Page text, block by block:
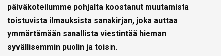
päiväkoteilumme pohjalta koostanut muutamista
toistuvista ilmauksista sanakirjan, joka auttaa
ymmärtämään sanallista viestintää hieman
syvällisemmin puolin ja toisin.